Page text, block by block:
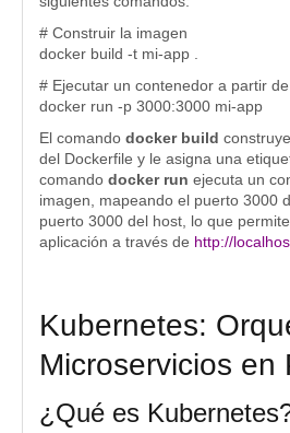
# Construir la imagen
docker build -t mi-app .
# Ejecutar un contenedor a partir
docker run -p 3000:3000 mi-app
El comando docker build
del Dockerfile y le asigna una
comando docker run ejecuta un
imagen, mapeando el puerto 3000
puerto 3000 del host, lo que
aplicación a través de http://
Kubernetes:
Microservicios en
¿Qué es